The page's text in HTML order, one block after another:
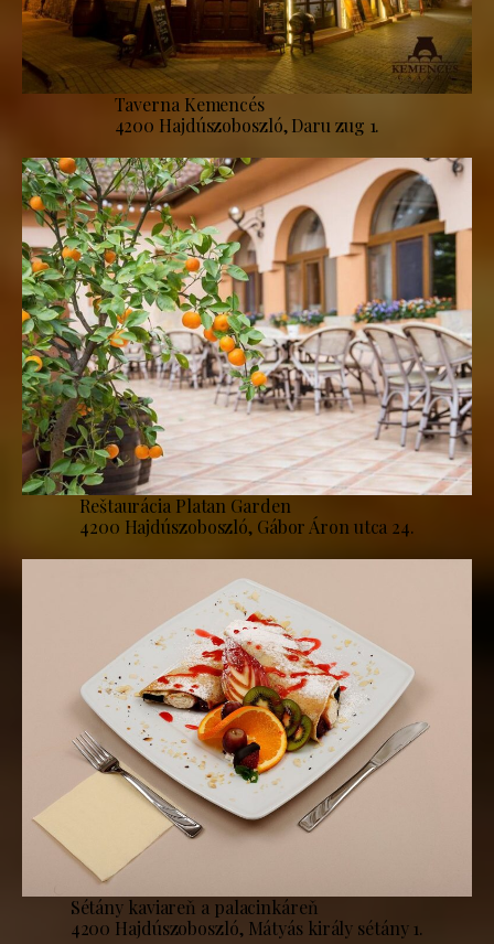
Taverna Kemencés
4200 Hajdúszoboszló, Daru zug 1.
Reštaurácia Platan Garden
4200 Hajdúszoboszló, Gábor Áron utca 24.
Sétány kaviareň a palacinkáreň
4200 Hajdúszoboszló, Mátyás király sétány 1.